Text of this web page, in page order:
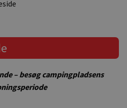
– besøg campingpladsens